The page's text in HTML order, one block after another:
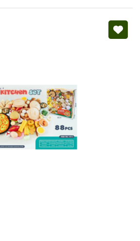
Mã giảm giá: